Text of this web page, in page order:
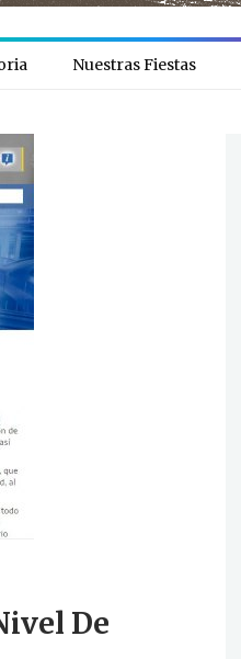
Nuestras Fiestas
De